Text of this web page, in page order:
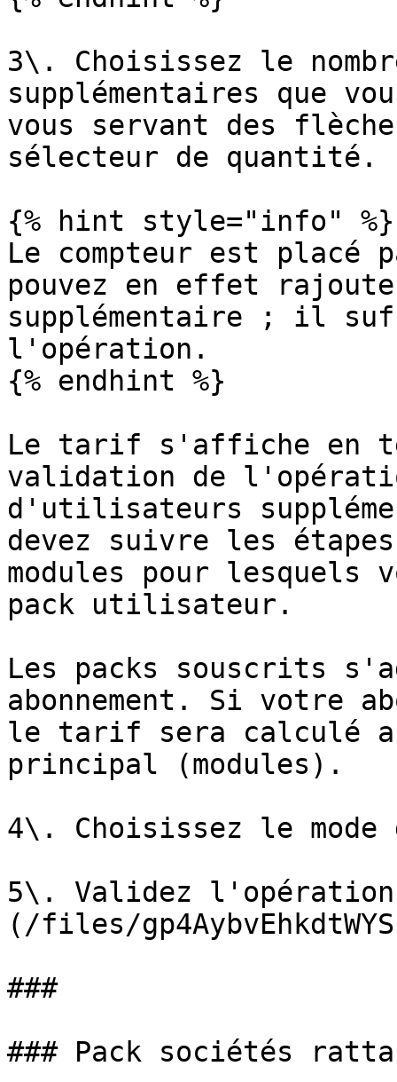
3\. Choisissez le
supplémentaires que
vous servant des
sélecteur de quantité.
{% hint style="info" %}
Le compteur est placé
pouvez en effet
supplémentaire ; il
l'opération.
{% endhint %}
Le tarif s'affiche en
validation de
d'utilisateurs
devez suivre les
modules pour lesquels
pack utilisateur.
Les packs souscrits
abonnement. Si votre
le tarif sera calculé
principal (modules).
4\. Choisissez le mode
5\. Validez
(/files/
###
### Pack sociétés